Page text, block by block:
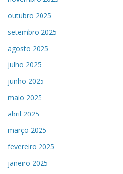
outubro 2025
setembro 2025
agosto 2025
julho 2025
junho 2025
maio 2025
abril 2025
março 2025
fevereiro 2025
janeiro 2025